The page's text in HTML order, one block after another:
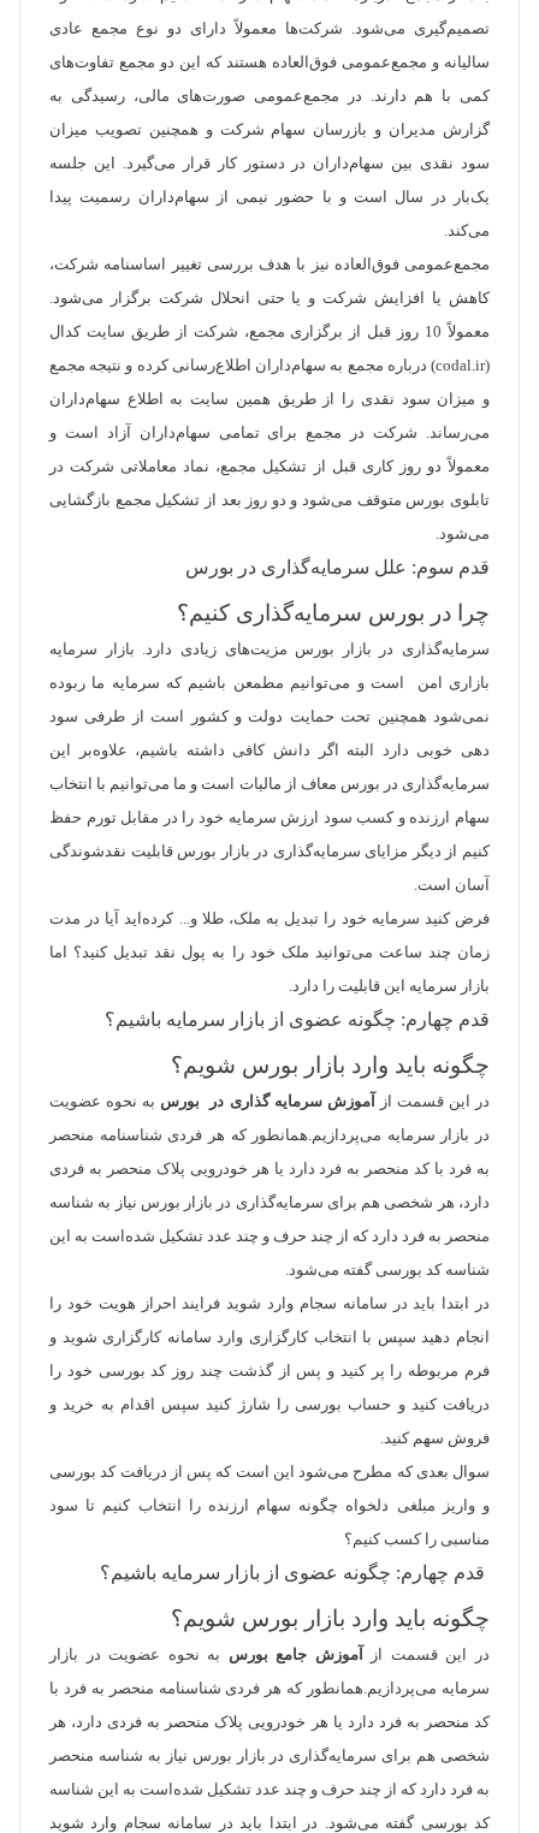
تصمیم‌گیری می‌شود. شرکت‌ها معمولاً دارای دو نوع مجمع عادی
سالیانه و مجمع‌عمومی فوق‌العاده هستند که این دو مجمع تفاوت‌های
کمی با هم دارند. در مجمع‌عمومی صورت‌های مالی، رسیدگی به
گزارش مدیران و بازرسان سهام شرکت و همچنین تصویب میزان
سود نقدی بین سهام‌داران در دستور کار قرار می‌گیرد. این جلسه
یک‌بار در سال است و با حضور نیمی از سهام‌داران رسمیت پیدا
می‌کند.
مجمع‌عمومی فوق‌العاده نیز با هدف بررسی تغییر اساسنامه شرکت،
کاهش یا افزایش شرکت و یا حتی انحلال شرکت برگزار می‌شود.
معمولاً 10 روز قبل از برگزاری مجمع، شرکت از طریق سایت کدال
(codal.ir) درباره مجمع به سهام‌داران اطلاع‌رسانی کرده و نتیجه مجمع
و میزان سود نقدی را از طریق همین سایت به اطلاع سهام‌داران
می‌رساند. شرکت در مجمع برای تمامی سهام‌داران آزاد است و
معمولاً دو روز کاری قبل از تشکیل مجمع، نماد معاملاتی شرکت در
تابلوی بورس متوقف می‌شود و دو روز بعد از تشکیل مجمع بازگشایی
می‌شود.
قدم سوم: علل سرمایه‌گذاری در بورس
چرا در بورس سرمایه‌گذاری کنیم؟
سرمایه‌گذاری در بازار بورس مزیت‌های زیادی دارد. بازار سرمایه
بازاری امن است و می‌توانیم مطمعن باشیم که سرمایه ما ربوده
نمی‌شود همچنین تحت حمایت دولت و کشور است از طرفی سود
دهی خوبی دارد البته اگر دانش کافی داشته باشیم، علاوه‌بر این
سرمایه‌گذاری در بورس معاف از مالیات است و ما می‌توانیم با انتخاب
سهام ارزنده و کسب سود ارزش سرمایه خود را در مقابل تورم حفظ
کنیم از دیگر مزایای سرمایه‌گذاری در بازار بورس قابلیت نقدشوندگی
آسان است.
فرض کنید سرمایه خود را تبدیل به ملک، طلا و... کرده‌اید آیا در مدت
زمان چند ساعت می‌توانید ملک خود را به پول نقد تبدیل کنید؟ اما
بازار سرمایه این قابلیت را دارد.
قدم چهارم: چگونه عضوی از بازار سرمایه باشیم؟
چگونه باید وارد بازار بورس شویم؟
در این قسمت از آموزش سرمایه گذاری در بورس به نحوه عضویت
در بازار سرمایه می‌پردازیم.همانطور که هر فردی شناسنامه منحصر
به فرد با کد منحصر به فرد دارد یا هر خودرویی پلاک منحصر به فردی
دارد، هر شخصی هم برای سرمایه‌گذاری در بازار بورس نیاز به شناسه
منحصر به فرد دارد که از چند حرف و چند عدد تشکیل شده‌است به این
شناسه کد بورسی گفته می‌شود.
در ابتدا باید در سامانه سجام وارد شوید فرایند احراز هویت خود را
انجام دهید سپس با انتخاب کارگزاری وارد سامانه کارگزاری شوید و
فرم مربوطه را پر کنید و پس از گذشت چند روز کد بورسی خود را
دریافت کنید و حساب بورسی را شارژ کنید سپس اقدام به خرید و
فروش سهم کنید.
سوال بعدی که مطرح می‌شود این است که پس از دریافت کد بورسی
و واریز مبلغی دلخواه چگونه سهام ارزنده را انتخاب کنیم تا سود
مناسبی را کسب کنیم؟
قدم چهارم: چگونه عضوی از بازار سرمایه باشیم؟
چگونه باید وارد بازار بورس شویم؟
در این قسمت از آموزش جامع بورس به نحوه عضویت در بازار
سرمایه می‌پردازیم.همانطور که هر فردی شناسنامه منحصر به فرد با
کد منحصر به فرد دارد یا هر خودرویی پلاک منحصر به فردی دارد، هر
شخصی هم برای سرمایه‌گذاری در بازار بورس نیاز به شناسه منحصر
به فرد دارد که از چند حرف و چند عدد تشکیل شده‌است به این شناسه
کد بورسی گفته می‌شود. در ابتدا باید در سامانه سجام وارد شوید